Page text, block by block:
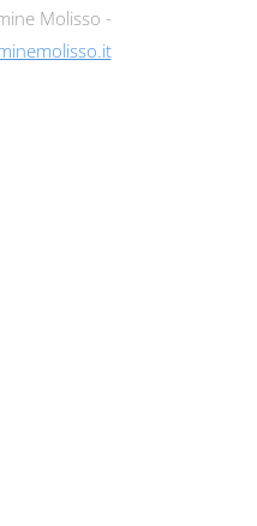
Molisso -